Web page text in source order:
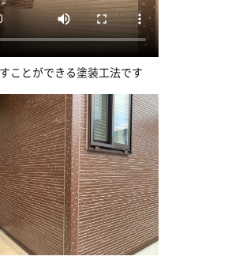
ことができる塗装工法です